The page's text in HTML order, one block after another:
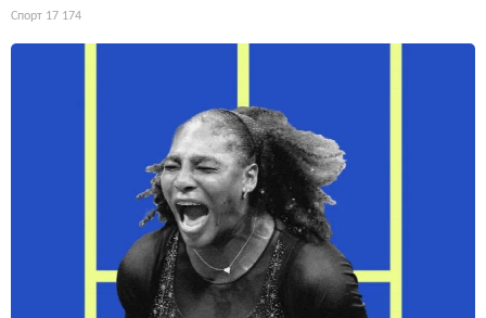
Спорт 17 174